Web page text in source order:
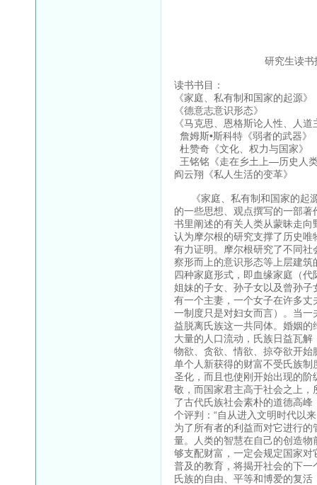
研究生读书报告三
读书书目：
《家庭、私有制和国家
《德意志意识形
《马克思、恩格斯论人性、人
詹姆斯•斯科特《弱者
杜赞奇《文化、权力
王铭铭《走在乡土上—历史
阎云翔《私人生活的变革》
《家庭、私有制和国家的起源
的一些思想、观点撰写的一部
书里阐述的有关人类从蒙昧走
认为摩尔根的研究支撑了历史
有力证明。摩尔根研究了不同
察形而上的意识形态等上层建
四种家庭形式，即血缘家庭（
姐妹的子女、孙子女以及曾孙
有一个主妻，一个女子在许多
一制度只是对妇女而言）。当
益脱离氏族这一共同体。婚姻
大量的人口流动，氏族日益瓦
物欲、贪欲、情欲、掠夺欲开
单个人新获得的财富不受氏族
圣化，而且也使刚开始出现的
敬，而国家君主高于社会之上
了古代氏族社会素朴的道德高
个评判：“自从进入文明时代以
为了所有者的利益而对它进行
量。人类的智慧在自己的创造
够支配财富，一定会规定国家
普及的教育，将揭开社会的下
氏族的自由、平等和博爱的复